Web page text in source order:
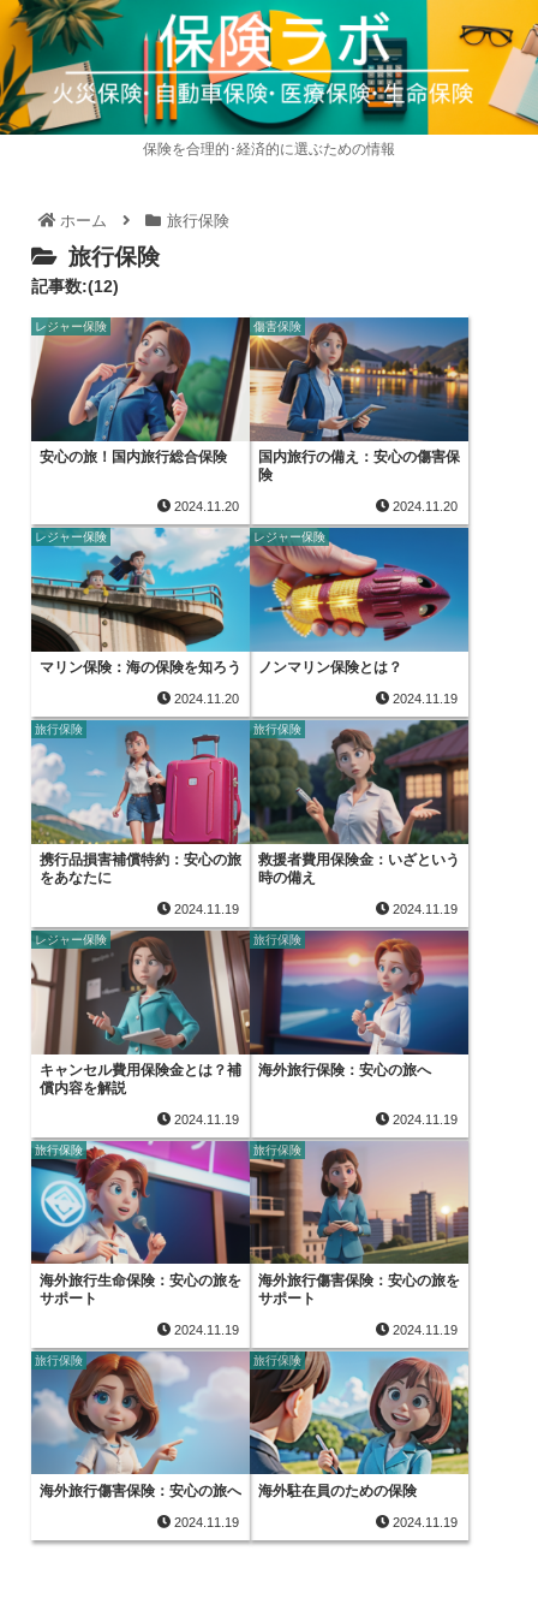
保険を合理的･経済的に選ぶための情報
ホーム 旅行保険
旅行保険
記事数:(12)
レジャー保険
安心の旅！国内旅行総合保険
2024.11.20
傷害保険
国内旅行の備え：安心の傷害保
険
2024.11.20
レジャー保険
マリン保険：海の保険を知ろう
2024.11.20
レジャー保険
ノンマリン保険とは？
2024.11.19
旅行保険
携行品損害補償特約：安心の旅
をあなたに
2024.11.19
旅行保険
救援者費用保険金：いざという
時の備え
2024.11.19
レジャー保険
キャンセル費用保険金とは？補
償内容を解説
2024.11.19
旅行保険
海外旅行保険：安心の旅へ
2024.11.19
旅行保険
海外旅行生命保険：安心の旅を
サポート
2024.11.19
旅行保険
海外旅行傷害保険：安心の旅を
サポート
2024.11.19
旅行保険
海外旅行傷害保険：安心の旅へ
2024.11.19
旅行保険
海外駐在員のための保険
2024.11.19